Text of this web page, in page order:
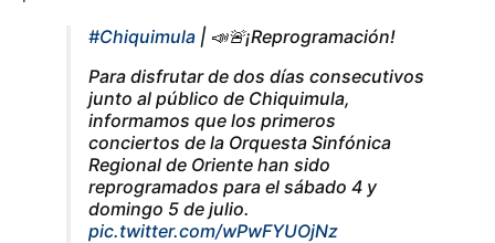
#Chiquimula | 📣🚨¡Reprogramación!
Para disfrutar de dos días consecutivos
junto al público de Chiquimula,
informamos que los primeros
conciertos de la Orquesta Sinfónica
Regional de Oriente han sido
reprogramados para el sábado 4 y
domingo 5 de julio.
pic.twitter.com/wPwFYUOjNz